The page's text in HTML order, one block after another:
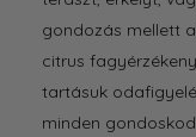
gondozás mellett
citrus
tartásuk
minden